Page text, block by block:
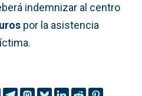
indemnizar al centro
por la asistencia